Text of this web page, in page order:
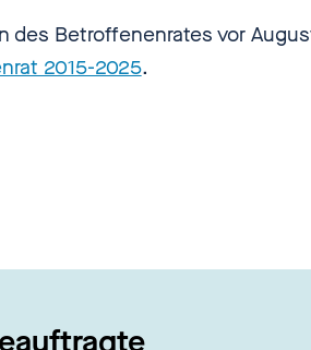
des Betroffenenrates vor
2015-2025.